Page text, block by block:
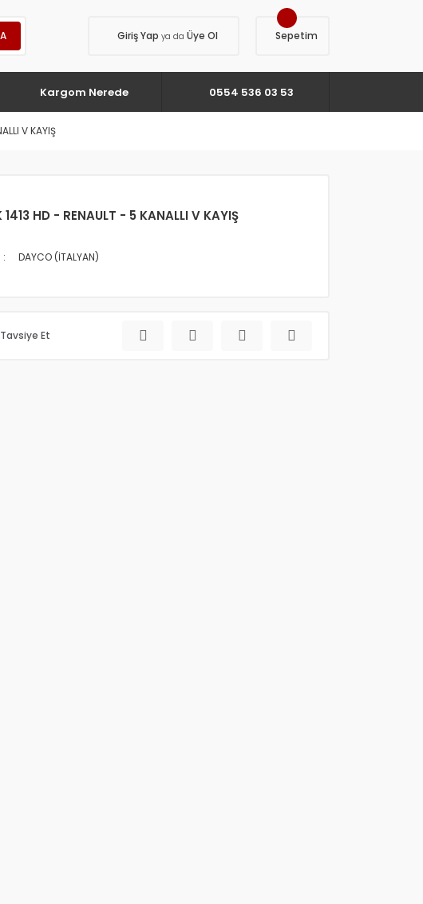
Giriş Yap ya da Üye Ol Sepetim
Kargom Nerede 0554 536 03 53
V KAYIŞ
1413 HD - RENAULT - 5 KANALLI V KAYIŞ
DAYCO (İTALYAN)
Tavsiye Et